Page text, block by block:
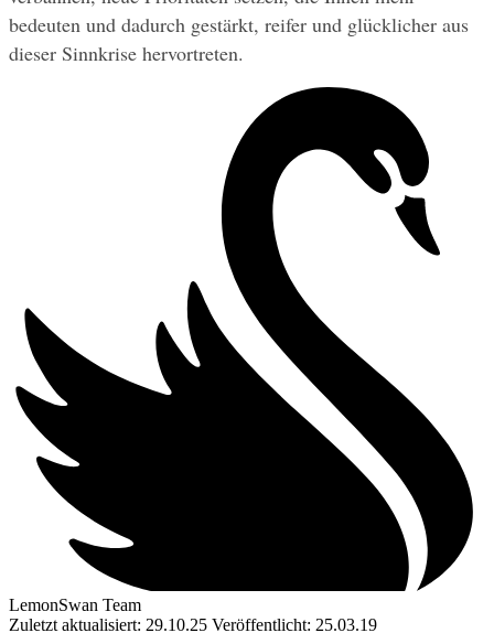
bedeuten und dadurch gestärkt, reifer und glücklicher aus
dieser Sinnkrise hervortreten.
LemonSwan Team
Zuletzt aktualisiert: 29.10.25 Veröffentlicht: 25.03.19